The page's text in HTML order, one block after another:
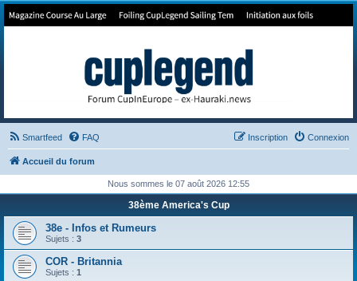
Forum de Cup In Europe
Smartfeed FAQ Connexion
Inscription
Accueil du forum
Nous sommes le 07 août 2026 12:55
38ème America's Cup
38e - Infos et Rumeurs
Sujets : 3
COR - Britannia
Sujets : 1